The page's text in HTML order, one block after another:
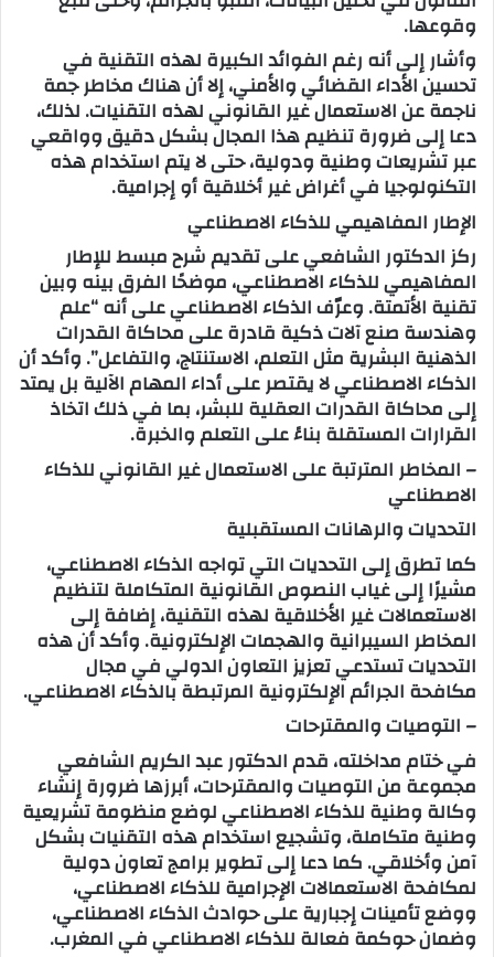
وقوعها.
وأشار إلى أنه رغم الفوائد الكبيرة لهذه التقنية في
تحسين الأداء القضائي والأمني، إلا أن هناك مخاطر جمة
ناجمة عن الاستعمال غير القانوني لهذه التقنيات. لذلك،
دعا إلى ضرورة تنظيم هذا المجال بشكل دقيق وواقعي
عبر تشريعات وطنية ودولية، حتى لا يتم استخدام هذه
التكنولوجيا في أغراض غير أخلاقية أو إجرامية.
الإطار المفاهيمي للذكاء الاصطناعي
ركز الدكتور الشافعي على تقديم شرح مبسط للإطار
المفاهيمي للذكاء الاصطناعي، موضحًا الفرق بينه وبين
تقنية الأتمتة. وعرّف الذكاء الاصطناعي على أنه “علم
وهندسة صنع آلات ذكية قادرة على محاكاة القدرات
الذهنية البشرية مثل التعلم، الاستنتاج، والتفاعل”. وأكد أن
الذكاء الاصطناعي لا يقتصر على أداء المهام الآلية بل يمتد
إلى محاكاة القدرات العقلية للبشر، بما في ذلك اتخاذ
القرارات المستقلة بناءً على التعلم والخبرة.
– المخاطر المترتبة على الاستعمال غير القانوني للذكاء
الاصطناعي
التحديات والرهانات المستقبلية
كما تطرق إلى التحديات التي تواجه الذكاء الاصطناعي،
مشيرًا إلى غياب النصوص القانونية المتكاملة لتنظيم
الاستعمالات غير الأخلاقية لهذه التقنية، إضافة إلى
المخاطر السيبرانية والهجمات الإلكترونية. وأكد أن هذه
التحديات تستدعي تعزيز التعاون الدولي في مجال
مكافحة الجرائم الإلكترونية المرتبطة بالذكاء الاصطناعي.
– التوصيات والمقترحات
في ختام مداخلته، قدم الدكتور عبد الكريم الشافعي
مجموعة من التوصيات والمقترحات، أبرزها ضرورة إنشاء
وكالة وطنية للذكاء الاصطناعي لوضع منظومة تشريعية
وطنية متكاملة، وتشجيع استخدام هذه التقنيات بشكل
آمن وأخلاقي. كما دعا إلى تطوير برامج تعاون دولية
لمكافحة الاستعمالات الإجرامية للذكاء الاصطناعي،
ووضع تأمينات إجبارية على حوادث الذكاء الاصطناعي،
وضمان حوكمة فعالة للذكاء الاصطناعي في المغرب.